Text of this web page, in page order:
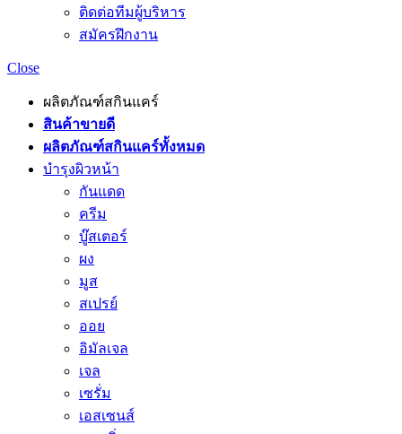
ติดต่อทีมผู้บริหาร
สมัครฝึกงาน
Close
ผลิตภัณฑ์สกินแคร์
สินค้าขายดี
ผลิตภัณฑ์สกินแคร์ทั้งหมด
บำรุงผิวหน้า
กันแดด
ครีม
บู๊สเตอร์
ผง
มูส
สเปรย์
ออย
อิมัลเจล
เจล
เซรั่ม
เอสเซนส์